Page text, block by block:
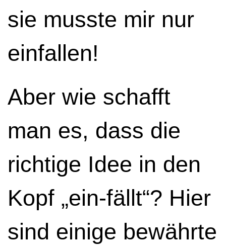
sie musste mir nur
einfallen!
Aber wie schafft
man es, dass die
richtige Idee in den
Kopf „ein-fällt“? Hier
sind einige bewährte